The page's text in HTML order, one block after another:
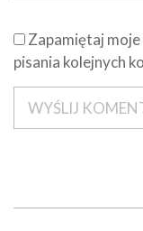
Zapamiętaj
pisania kolejnych